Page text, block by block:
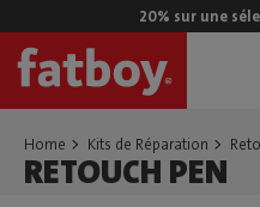
20% sur une
Home Kits de Réparation
RETOUCH PEN